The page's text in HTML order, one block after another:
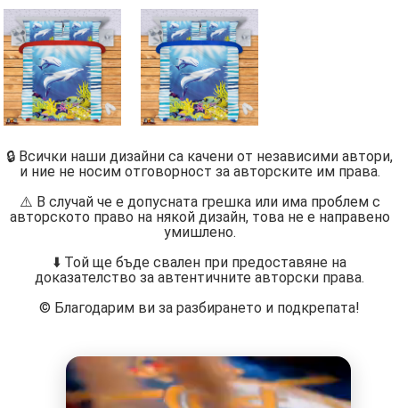
🔒 Всички наши дизайни са качени от независими автори,
и ние не носим отговорност за авторските им права.
⚠️ В случай че е допусната грешка или има проблем с
авторското право на някой дизайн, това не е направено
умишлено.
⬇️ Той ще бъде свален при предоставяне на
доказателство за автентичните авторски права.
©️ Благодарим ви за разбирането и подкрепата!